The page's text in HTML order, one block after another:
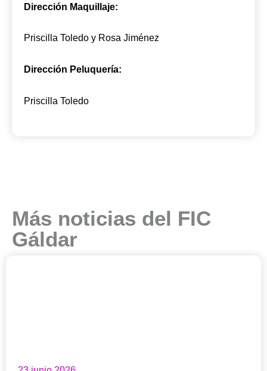
Dirección Maquillaje:
Priscilla Toledo y Rosa Jiménez
Dirección Peluquería:
Priscilla Toledo
Más noticias del FIC
Gáldar